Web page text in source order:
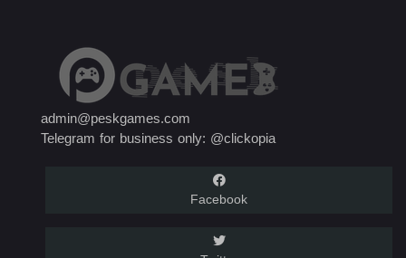
admin@peskgames.com
Telegram for business only: @clickopia
Facebook